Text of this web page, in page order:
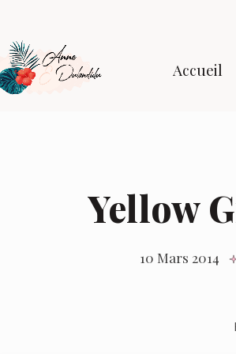
Accueil
Yellow
10 Mars 2014